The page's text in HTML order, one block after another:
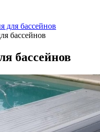
для бассейнов
бассейнов
бассейнов